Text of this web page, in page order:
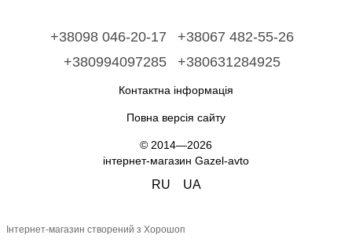
+38098 046-20-17
+38067 482-55-26
+380994097285
+380631284925
Контактна інформація
Повна версія сайту
© 2014—2026
інтернет-магазин Gazel-avto
RU UA
Інтернет-магазин створений з Хорошоп